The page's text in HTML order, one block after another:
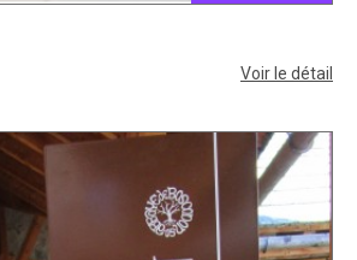
Voir le détail